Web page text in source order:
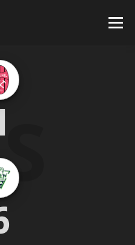
Menù
CALCIO A 5